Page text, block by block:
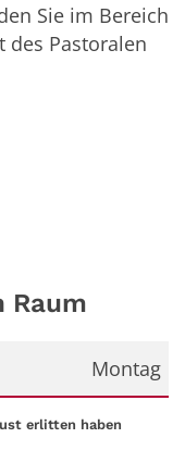
Sie im Bereich
des Pastoralen
Raum
Montag
erlitten haben